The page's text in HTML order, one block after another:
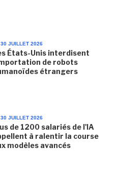
JUILLET 2026
États-Unis interdisent
de robots
étrangers
JUILLET 2026
de 1200 salariés de l'IA
à ralentir la course
modèles avancés